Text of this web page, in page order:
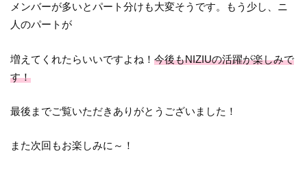
メンバーが多いとパート分けも大変そうです。もう少し、ニ
人のパートが
増えてくれたらいいですよね！今後もNIZIUの活躍が楽しみで
す！
最後までご覧いただきありがとうございました！
また次回もお楽しみに～！